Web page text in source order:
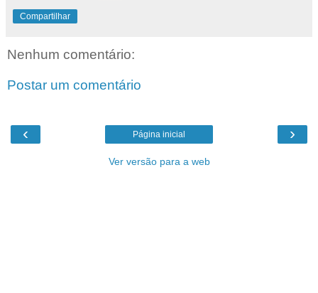
Compartilhar
Nenhum comentário:
Postar um comentário
‹ ›
Página inicial
Ver versão para a web